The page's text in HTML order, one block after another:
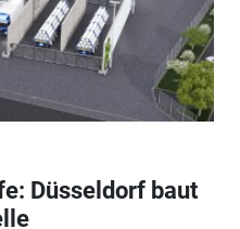
Düsseldorf baut